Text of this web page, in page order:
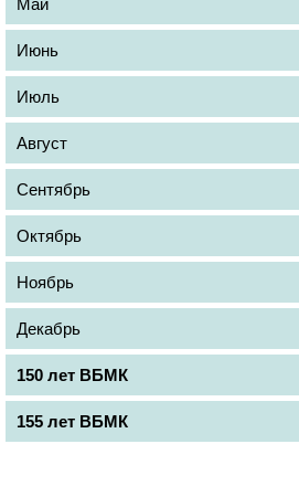
Май
Июнь
Июль
Август
Сентябрь
Октябрь
Ноябрь
Декабрь
150 лет ВБМК
155 лет ВБМК